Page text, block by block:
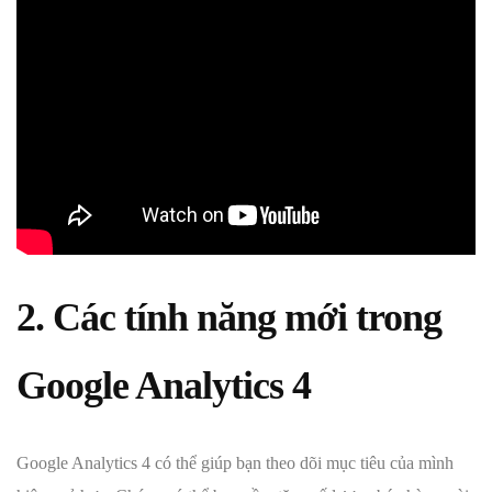
2. Các tính năng mới trong
Google Analytics 4
Google Analytics 4 có thể giúp bạn theo dõi mục tiêu của mình